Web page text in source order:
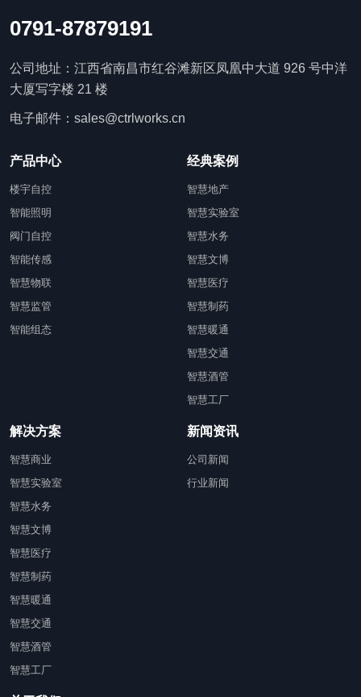
0791-87879191
公司地址：江西省南昌市红谷滩新区凤凰中大道 926 号中洋
大厦写字楼 21 楼
电子邮件：sales@ctrlworks.cn
产品中心
楼宇自控
智能照明
阀门自控
智能传感
智慧物联
智慧监管
智能组态
经典案例
智慧地产
智慧实验室
智慧水务
智慧文博
智慧医疗
智慧制药
智慧暖通
智慧交通
智慧酒管
智慧工厂
解决方案
智慧商业
智慧实验室
智慧水务
智慧文博
智慧医疗
智慧制药
智慧暖通
智慧交通
智慧酒管
智慧工厂
新闻资讯
公司新闻
行业新闻